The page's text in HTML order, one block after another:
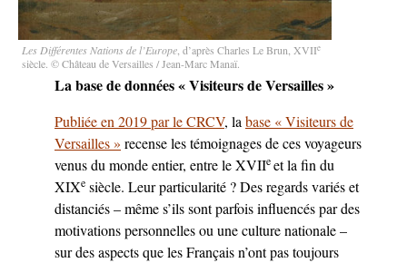
Les Différentes Nations de l’Europe, d’après Charles Le Brun, XVIIe
siècle. © Château de Versailles / Jean-Marc Manaï.
La base de données« Visiteurs de Versailles »
Publiée en 2019 par le CRCV, labase « Visiteurs de
Versailles » recense les témoignages de ces voyageurs
venus du monde entier, entre le XVIIeet la fin du
XIXe siècle. Leur particularité ? Des regards variés et
distanciés – même s’ils sont parfois influencés par des
motivations personnelles ou une culture nationale –
sur des aspects que les Français n’ont pas toujours